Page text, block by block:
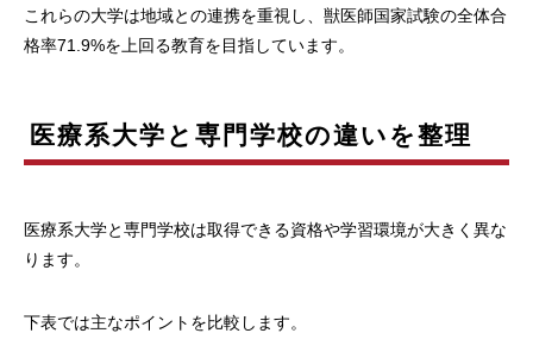
これらの大学は地域との連携を重視し、獣医師国家試験の全体合
格率71.9%を上回る教育を目指しています。
医療系大学と専門学校の違いを整理
医療系大学と専門学校は取得できる資格や学習環境が大きく異な
ります。
下表では主なポイントを比較します。